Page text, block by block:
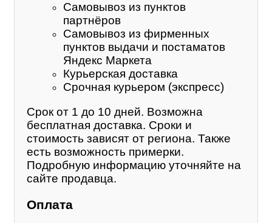
Самовывоз из пунктов
партнёров
Самовывоз из фирменных
пунктов выдачи и постаматов
Яндекс Маркета
Курьерская доставка
Срочная курьером (экспресс)
Срок от 1 до 10 дней. Возможна
бесплатная доставка. Сроки и
стоимость зависят от региона. Также
есть возможность примерки.
Подробную информацию уточняйте на
сайте продавца.
Оплата